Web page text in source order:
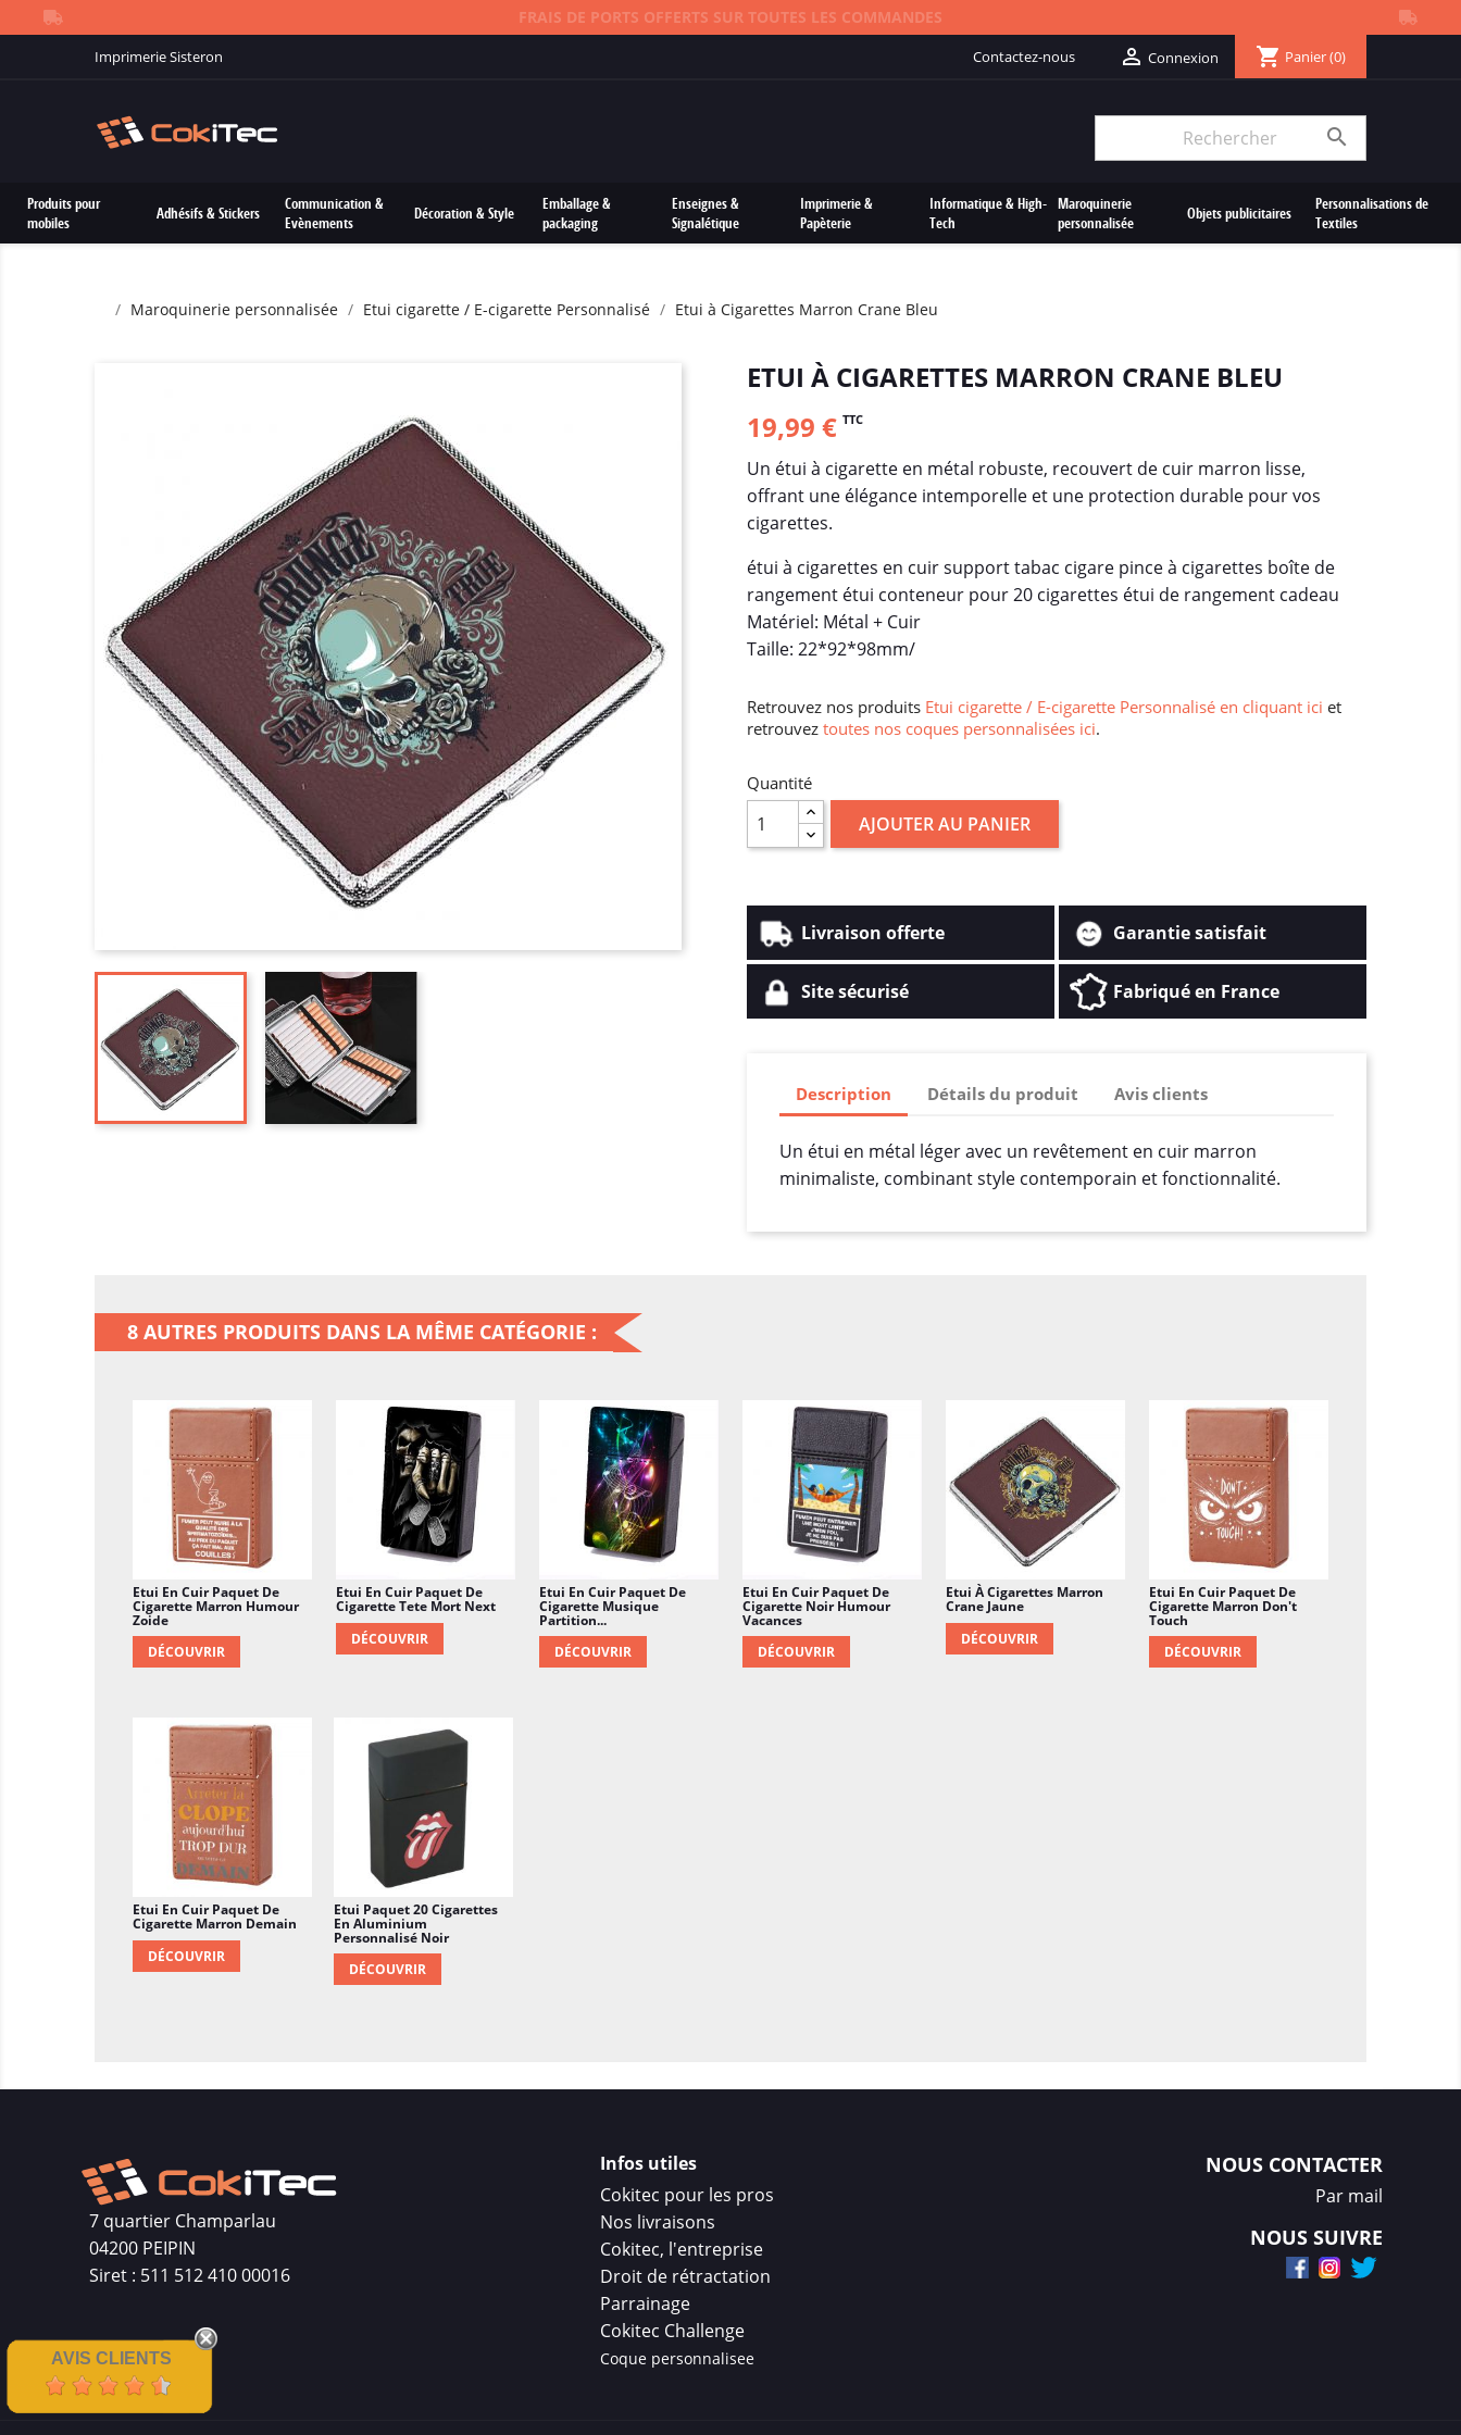
FRAIS DE PORTS OFFERTS SUR TOUTES LES COMMANDES
Imprimerie Sisteron Contactez-nous  Connexion shopping_cart Panier(0)

Produits pour
mobiles
Adhésifs & Stickers
Communication &
Evènements
Décoration & Style
Emballage &
packaging
Enseignes &
Signalétique
Imprimerie &
Papèterie
Informatique & High-
Tech
Maroquinerie
personnalisée
Objets publicitaires
Personnalisations de
Textiles
Maroquinerie personnalisée Etui cigarette / E-cigarette Personnalisé Etui à Cigarettes Marron Crane Bleu
ETUI À CIGARETTES MARRON CRANE BLEU
19,99 € TTC
Un étui à cigarette en métal robuste, recouvert de cuir marron lisse,
offrant une élégance intemporelle et une protection durable pour vos
cigarettes.
étui à cigarettes en cuir support tabac cigare pince à cigarettes boîte de
rangement étui conteneur pour 20 cigarettes étui de rangement cadeau
Matériel: Métal + Cuir
Taille: 22*92*98mm/
Retrouvez nos produits Etui cigarette / E-cigarette Personnalisé en cliquant ici et
retrouvez toutes nos coques personnalisées ici.
Quantité
AJOUTER AU PANIER
Livraison offerte Garantie satisfait
Site sécurisé Fabriqué en France
Description Détails du produit Avis clients
Un étui en métal léger avec un revêtement en cuir marron
minimaliste, combinant style contemporain et fonctionnalité.
8 AUTRES PRODUITS DANS LA MÊME CATÉGORIE :
Etui En Cuir Paquet De
Cigarette Marron Humour
Zoide
DÉCOUVRIR
Etui En Cuir Paquet De
Cigarette Tete Mort Next
DÉCOUVRIR
Etui En Cuir Paquet De
Cigarette Musique
Partition...
DÉCOUVRIR
Etui En Cuir Paquet De
Cigarette Noir Humour
Vacances
DÉCOUVRIR
Etui À Cigarettes Marron
Crane Jaune
DÉCOUVRIR
Etui En Cuir Paquet De
Cigarette Marron Don't
Touch
DÉCOUVRIR
Etui En Cuir Paquet De
Cigarette Marron Demain
DÉCOUVRIR
Etui Paquet 20 Cigarettes
En Aluminium
Personnalisé Noir
DÉCOUVRIR
7 quartier Champarlau
04200 PEIPIN
Siret : 511 512 410 00016
Infos utiles
Cokitec pour les pros
Nos livraisons
Cokitec, l'entreprise
Droit de rétractation
Parrainage
Cokitec Challenge
Coque personnalisee
NOUS CONTACTER
Par mail
NOUS SUIVRE
AVIS CLIENTS